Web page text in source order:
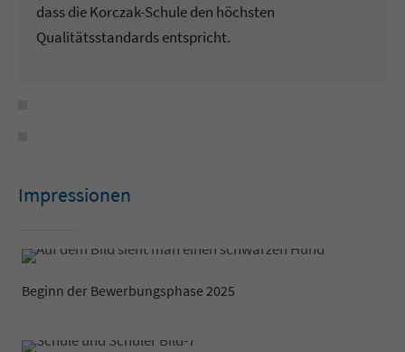
dass die Korczak-Schule den höchsten
Qualitätsstandards entspricht.
Impressionen
Beginn der Bewerbungsphase 2025